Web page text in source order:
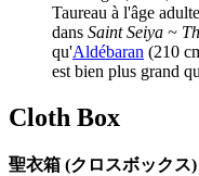
Taureau à l'âge
dans Saint Seiya ~
qu'Aldébaran (210
est bien plus grand
Cloth Box
聖衣箱 (クロスボックス)